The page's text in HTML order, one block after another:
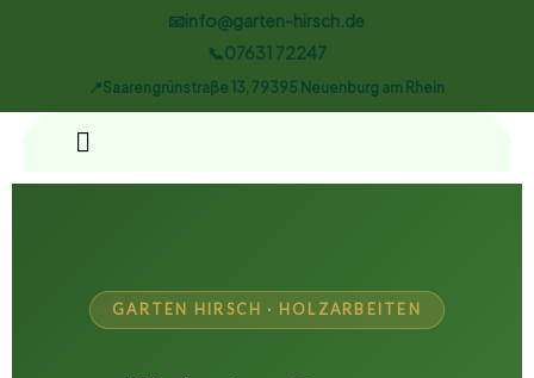
📧info@garten-hirsch.de
📞07631 72247
📍Saarengrünstraße 13, 79395 Neuenburg am Rhein
GARTEN HIRSCH · HOLZARBEITEN